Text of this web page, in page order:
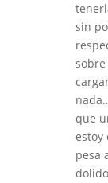
sin
que
estoy
pesa